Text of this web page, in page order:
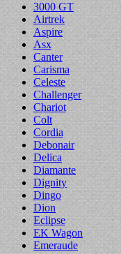
3000 GT
Airtrek
Aspire
Asx
Canter
Carisma
Celeste
Challenger
Chariot
Colt
Cordia
Debonair
Delica
Diamante
Dignity
Dingo
Dion
Eclipse
EK Wagon
Emeraude